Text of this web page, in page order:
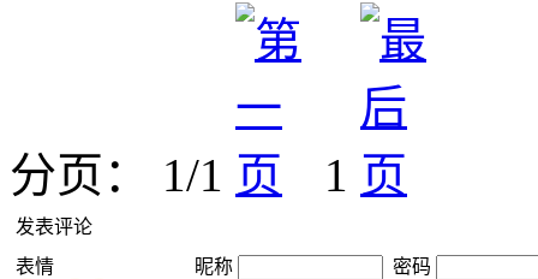
分页： 1/1 1
发表评论
表情
昵称
密码